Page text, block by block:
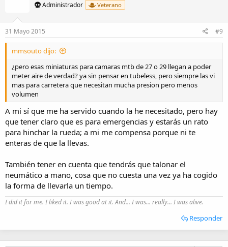
Administrador Veterano
31 Mayo 2015 #9
mmsouto dijo:
¿pero esas miniaturas para camaras mtb de 27 o 29 llegan a poder
meter aire de verdad? ya sin pensar en tubeless, pero siempre las vi
mas para carretera que necesitan mucha presion pero menos
volumen
A mi sí que me ha servido cuando la he necesitado, pero hay
que tener claro que es para emergencias y estarás un rato
para hinchar la rueda; a mi me compensa porque ni te
enteras de que la llevas.
También tener en cuenta que tendrás que talonar el
neumático a mano, cosa que no cuesta una vez ya ha cogido
la forma de llevarla un tiempo.
I did it for me. I liked it. I was good at it. And... I was... really... I was alive.
Responder